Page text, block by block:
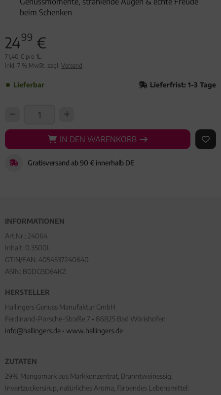
beim Schenken
2499 €
71,40 € pro 1L
inkl. 7 % MwSt. zzgl. Versand
Lieferbar Lieferfrist: 1-3 Tage
IN DEN WARENKORB
IN DEN WARENKORB AUF
Gratisversand ab 90 € innerhalb DE
INFORMATIONEN
Art.Nr.: 24064
Inhalt: 0.3500L
GTIN/EAN: 4054537240640
ASIN: B0DG9D64KZ
HERSTELLER
Hallingers Genuss Manufaktur GmbH
Ferdinand-Porsche-Straße 7 • 86825 Bad Wörishofen
info@hallingers.de • www.hallingers.de
ZUTATEN
29% Mangomark aus Markkonzentrat, Branntweinessig,
Invertzuckersirup, natürliches Aroma, färbendes Lebensmittel: